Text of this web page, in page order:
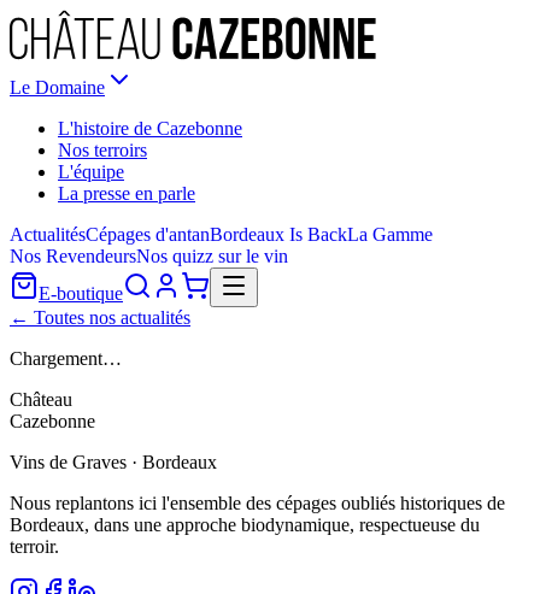
Le Domaine
L'histoire de Cazebonne
Nos terroirs
L'équipe
La presse en parle
ActualitésCépages d'antanBordeaux Is BackLa Gamme
Nos RevendeursNos quizz sur le vin
E-boutique
← Toutes nos actualités
Chargement…
Château
Cazebonne
Vins de Graves · Bordeaux
Nous replantons ici l'ensemble des cépages oubliés historiques de
Bordeaux, dans une approche biodynamique, respectueuse du
terroir.